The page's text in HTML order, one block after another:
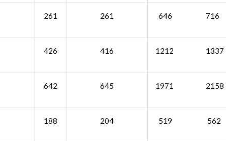
261 261 646 716
426 416 1212 1337
642 645 1971 2158
188 204 519 562